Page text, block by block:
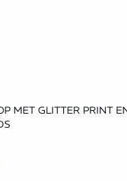
MET GLITTER PRINT